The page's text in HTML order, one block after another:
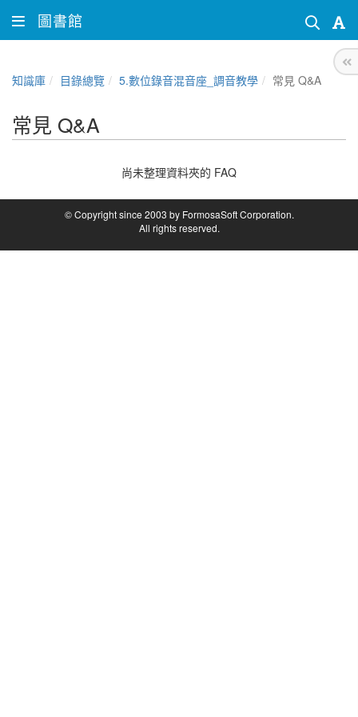
圖書館
知識庫 目錄總覽 5.數位錄音混音座_調音教學 常見 Q&A
常見 Q&A
尚未整理資料夾的 FAQ
© Copyright since 2003 by FormosaSoft Corporation.
All rights reserved.